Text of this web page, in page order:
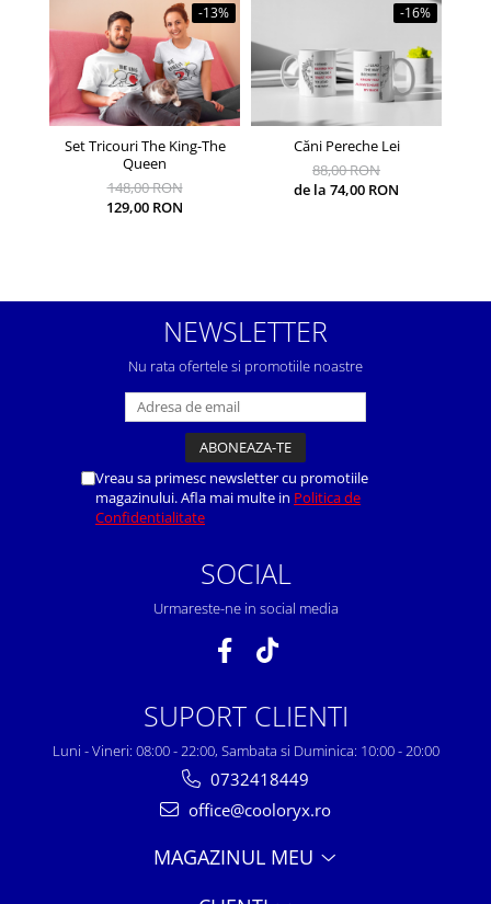
-13%
Set Tricouri The King-The
Queen
148,00 RON
129,00 RON
-16%
Căni Pereche Lei
88,00 RON
de la 74,00 RON
NEWSLETTER
Nu rata ofertele si promotiile noastre
Vreau sa primesc newsletter cu promotiile
magazinului. Afla mai multe in Politica de
Confidentialitate
SOCIAL
Urmareste-ne in social media
SUPORT CLIENTI
Luni - Vineri: 08:00 - 22:00, Sambata si Duminica: 10:00 - 20:00
0732418449
office@cooloryx.ro
MAGAZINUL MEU